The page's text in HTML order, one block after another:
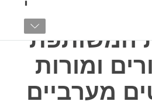
מרֶשֶׁת
המשותפת
ומורות
מערביים